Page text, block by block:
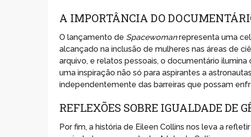
A IMPORTÂNCIA DO
O lançamento de Spacewomanrepresenta uma
alcançado na inclusão de mulheres nas áreas de
arquivo, e relatos pessoais, o documentário
uma inspiração não só para aspirantes a
independentemente das barreiras que possam
REFLEXÕES SOBRE IGUALDADE DE
Por fim, a história de Eileen Collins nos leva a